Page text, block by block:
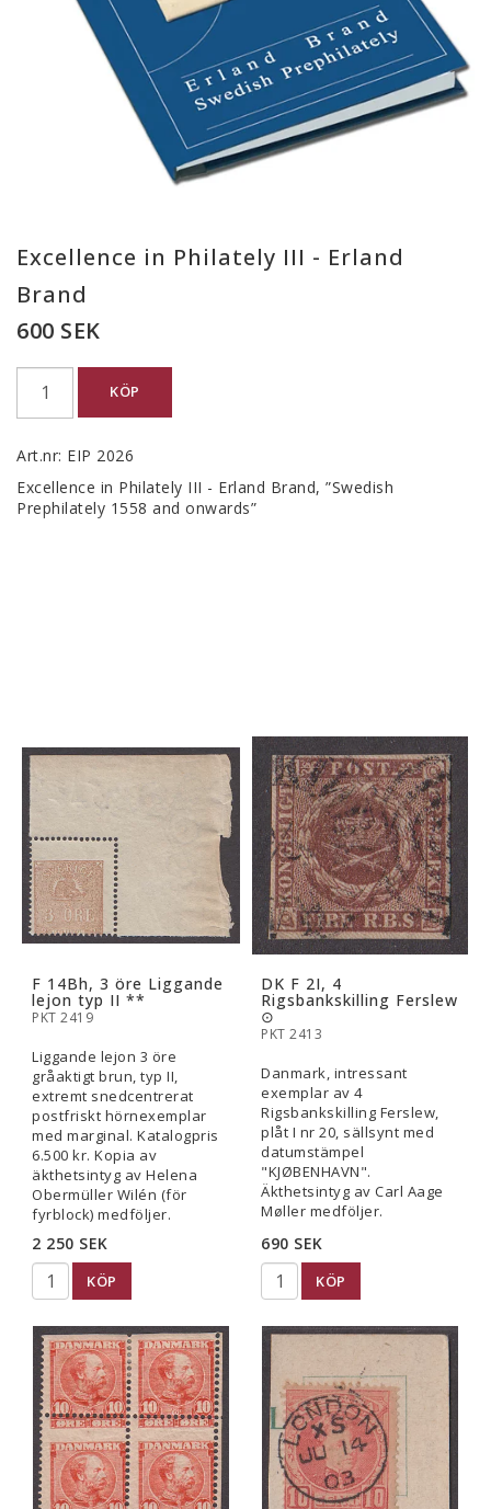
Excellence in Philately III - Erland
Brand
600 SEK
KÖP
Art.nr: EIP 2026
Excellence in Philately III - Erland Brand, ”Swedish
Prephilately 1558 and onwards”
F 14Bh, 3 öre Liggande
lejon typ II **
PKT 2419
Liggande lejon 3 öre
gråaktigt brun, typ II,
extremt snedcentrerat
postfriskt hörnexemplar
med marginal. Katalogpris
6.500 kr. Kopia av
äkthetsintyg av Helena
Obermüller Wilén (för
fyrblock) medföljer.
2 250 SEK
KÖP
DK F 2I, 4
Rigsbankskilling Ferslew
⊙
PKT 2413
Danmark, intressant
exemplar av 4
Rigsbankskilling Ferslew,
plåt I nr 20, sällsynt med
datumstämpel
"KJØBENHAVN".
Äkthetsintyg av Carl Aage
Møller medföljer.
690 SEK
KÖP